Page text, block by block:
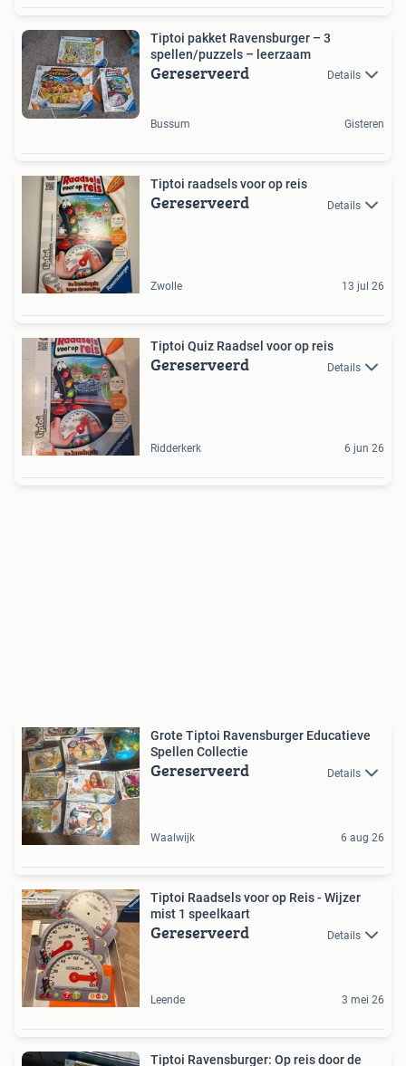
Tiptoi pakket Ravensburger – 3
spellen/puzzels – leerzaam
Gereserveerd Details
Bussum Gisteren
Tiptoi raadsels voor op reis
Gereserveerd Details
Zwolle 13 jul 26
Tiptoi Quiz Raadsel voor op reis
Gereserveerd Details
Ridderkerk 6 jun 26
Grote Tiptoi Ravensburger Educatieve
Spellen Collectie
Gereserveerd Details
Waalwijk 6 aug 26
Tiptoi Raadsels voor op Reis - Wijzer
mist 1 speelkaart
Gereserveerd Details
Leende 3 mei 26
Tiptoi Ravensburger: Op reis door de